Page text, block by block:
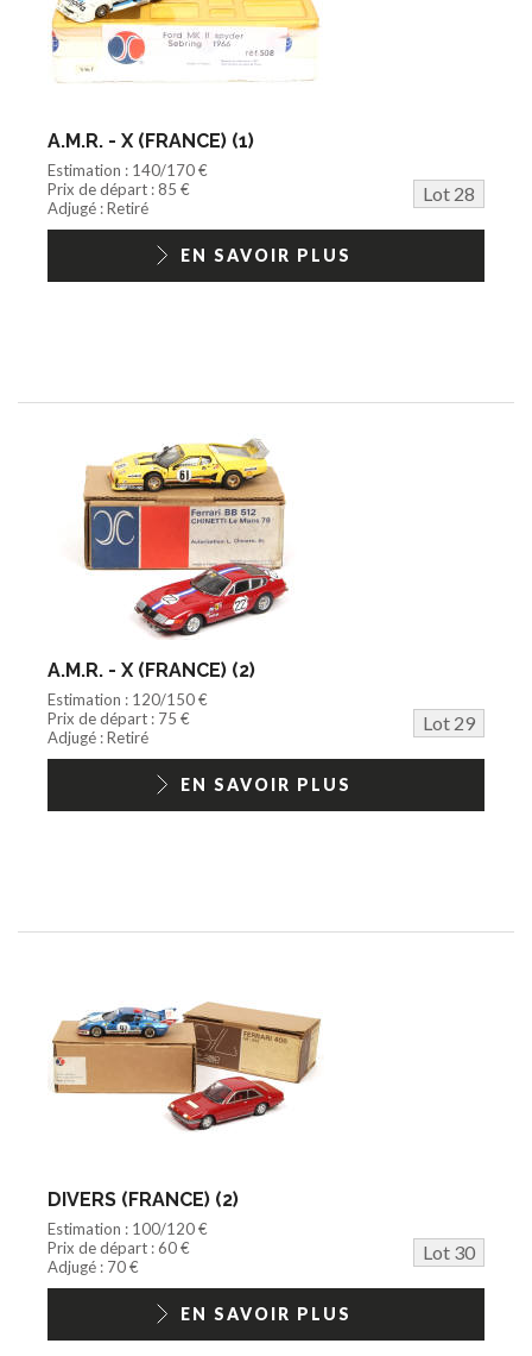
A.M.R. - X (FRANCE) (1)
Estimation : 140/170 €
Prix de départ : 85 €
Lot 28
Adjugé : Retiré
EN SAVOIR PLUS
A.M.R. - X (FRANCE) (2)
Estimation : 120/150 €
Prix de départ : 75 €
Lot 29
Adjugé : Retiré
EN SAVOIR PLUS
DIVERS (FRANCE) (2)
Estimation : 100/120 €
Prix de départ : 60 €
Lot 30
Adjugé : 70 €
EN SAVOIR PLUS